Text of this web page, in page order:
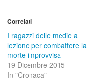
Correlati
I ragazzi delle medie a
lezione per combattere la
morte improvvisa
19 Dicembre 2015
In "Cronaca"